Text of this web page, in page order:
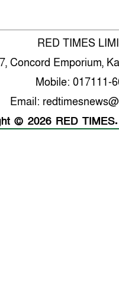
RED TIMES
Concord Emporium,
Mobile: 017111-
Email:
© 2026 RED